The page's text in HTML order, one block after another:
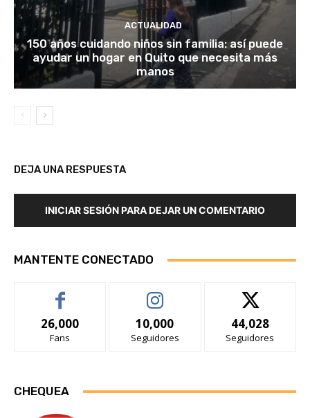
ACTUALIDAD
150 años cuidando niños sin familia: así puede
ayudar un hogar en Quito que necesita más
manos
DEJA UNA RESPUESTA
INICIAR SESIÓN PARA DEJAR UN COMENTARIO
MANTENTE CONECTADO
26,000
Fans
10,000
Seguidores
44,028
Seguidores
CHEQUEA